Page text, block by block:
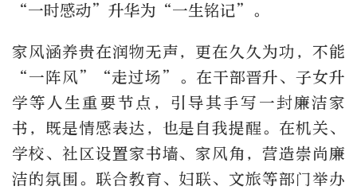
“一时感动”升华为“一生铭记”。
家风涵养贵在润物无声，更在久久为功，不能
“一阵风”“走过场”。在干部晋升、子女升
学等人生重要节点，引导其手写一封廉洁家
书，既是情感表达，也是自我提醒。在机关、
学校、社区设置家书墙、家风角，营造崇尚廉
洁的氛围。联合教育、妇联、文旅等部门举办